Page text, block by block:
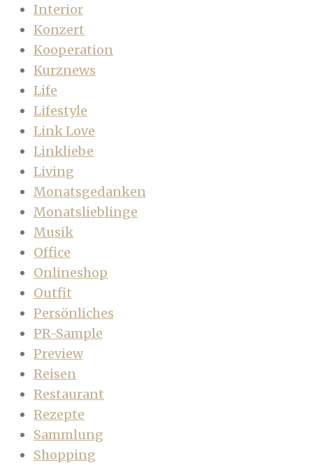
Interior
Konzert
Kooperation
Kurznews
Life
Lifestyle
Link Love
Linkliebe
Living
Monatsgedanken
Monatslieblinge
Musik
Office
Onlineshop
Outfit
Persönliches
PR-Sample
Preview
Reisen
Restaurant
Rezepte
Sammlung
Shopping